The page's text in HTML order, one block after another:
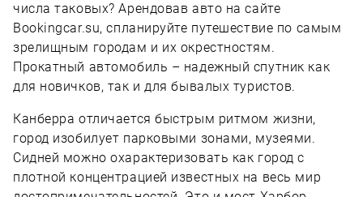
числа таковых? Арендовав авто на сайте
Bookingcar.su, спланируйте путешествие по самым
зрелищным городам и их окрестностям.
Прокатный автомобиль – надежный спутник как
для новичков, так и для бывалых туристов.
Канберра отличается быстрым ритмом жизни,
город изобилует парковыми зонами, музеями.
Сидней можно охарактеризовать как город с
плотной концентрацией известных на весь мир